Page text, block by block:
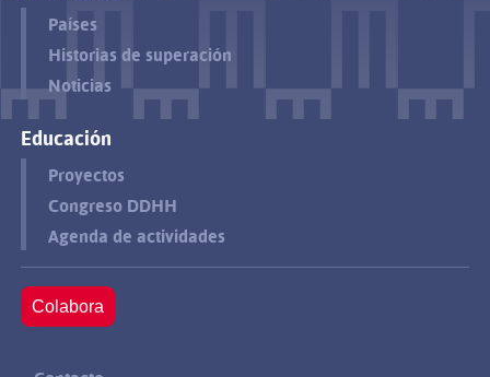
Países
Historias de superación
Noticias
Educación
Proyectos
Congreso DDHH
Agenda de actividades
Colabora